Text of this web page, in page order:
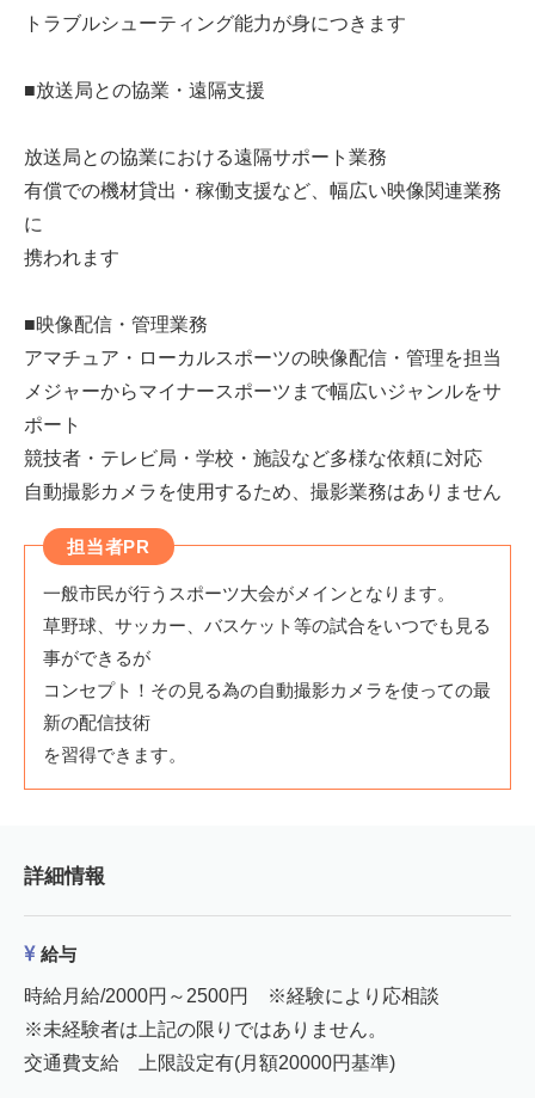
トラブルシューティング能力が身につきます
■放送局との協業・遠隔支援
放送局との協業における遠隔サポート業務
有償での機材貸出・稼働支援など、幅広い映像関連業務
に
携われます
■映像配信・管理業務
アマチュア・ローカルスポーツの映像配信・管理を担当
メジャーからマイナースポーツまで幅広いジャンルをサ
ポート
競技者・テレビ局・学校・施設など多様な依頼に対応
自動撮影カメラを使用するため、撮影業務はありません
担当者PR
一般市民が行うスポーツ大会がメインとなります。
草野球、サッカー、バスケット等の試合をいつでも見る
事ができるが
コンセプト！その見る為の自動撮影カメラを使っての最
新の配信技術
を習得できます。
詳細情報
給与
時給月給/2000円～2500円 ※経験により応相談
※未経験者は上記の限りではありません。
交通費支給 上限設定有(月額20000円基準)